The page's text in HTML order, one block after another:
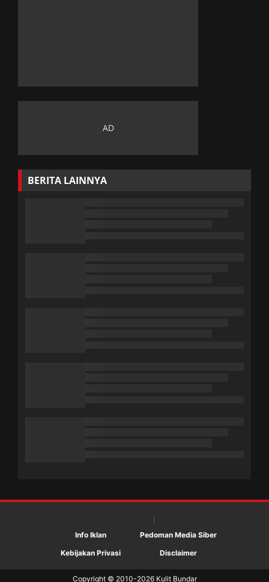
BERITA LAINNYA
Info Iklan
Pedoman Media Siber
Kebijakan Privasi
Disclaimer
Copyright © 2010-2026Kulit Bundar